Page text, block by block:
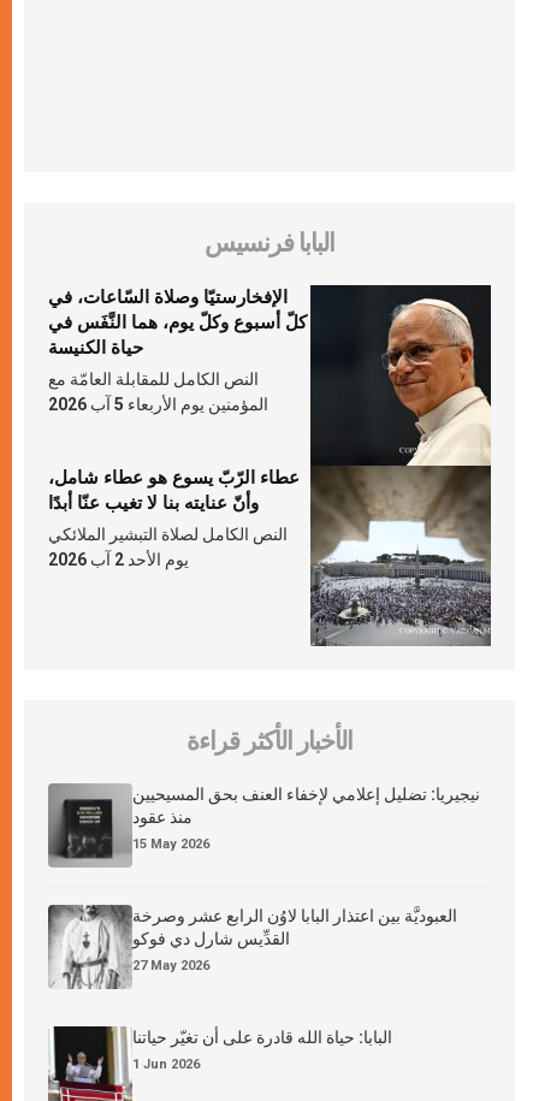
البابا فرنسيس
الإفخارستيّا وصلاة السّاعات، في
كلّ أسبوع وكلّ يوم، هما النَّفَس في
حياة الكنيسة
النص الكامل للمقابلة العامّة مع
المؤمنين يوم الأربعاء 5 آب 2026
عطاء الرّبّ يسوع هو عطاء شامل،
وأنّ عنايته بنا لا تغيب عنّا أبدًا
النص الكامل لصلاة التبشير الملائكي
يوم الأحد 2 آب 2026
الأخبار الأكثر قراءة
نيجيريا: تضليل إعلامي لإخفاء العنف بحق المسيحيين
منذ عقود
15 May 2026
العبوديَّة بين اعتذار البابا لاوُن الرابع عشر وصرخة
القدِّيس شارل دي فوكو
27 May 2026
البابا: حياة الله قادرة على أن تغيّر حياتنا
1 Jun 2026